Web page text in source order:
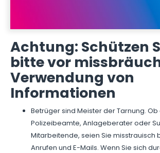
Achtung: Schützen
bitte vor
Verwendung von
Informationen
Betrüger sind Meister der Tarnung. Ob
Polizeibeamte, Anlageberater oder
Mitarbeitende, seien Sie misstrauisch
Anrufen und E-Mails. Wenn Sie sich